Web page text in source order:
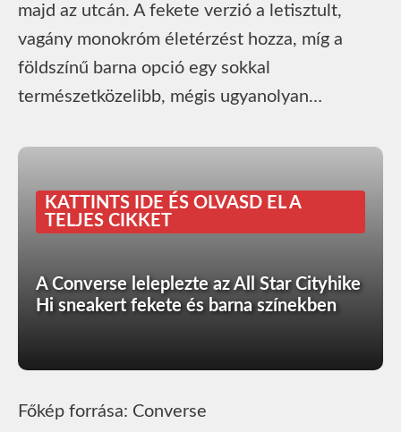
majd az utcán. A fekete verzió a letisztult,
vagány monokróm életérzést hozza, míg a
földszínű barna opció egy sokkal
természetközelibb, mégis ugyanolyan…
KATTINTS IDE ÉS OLVASD EL A
TELJES CIKKET
A Converse leleplezte az All Star Cityhike
Hi sneakert fekete és barna színekben
Főkép forrása: Converse